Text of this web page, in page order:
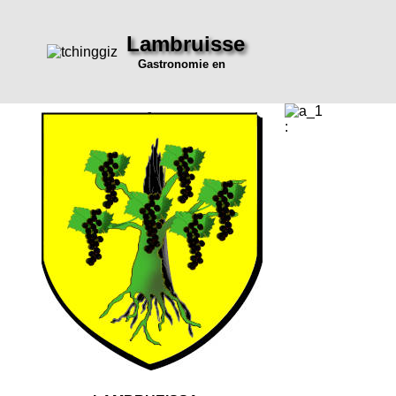
Lambruisse
Gastronomie en
: